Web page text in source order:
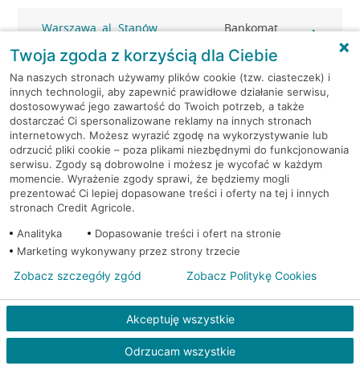
Warszawa, al. Stanów
Bankomat
Warszawa, Al.Stanów
Zjednoczonych 72/21
Bankomat (Planet
Cash)
Warszawa, al. Wilanowska
361
Bankomat
(Euronet)
Warszawa, Ananasowa
31/U12
Bankomat (Planet
Warszawa, Anny German
Bankomat (Planet
Cash)
Warszawa, Baletowa 2 Bankomat (Planet Cash)
Warszawa, Bartycka 183 Bankomat (Planet Cash)
Twoja zgoda z korzyścią dla Ciebie
Na naszych stronach używamy plików cookie (tzw. ciasteczek) i
innych technologii, aby zapewnić prawidłowe działanie serwisu,
dostosowywać jego zawartość do Twoich potrzeb, a także
dostarczać Ci spersonalizowane reklamy na innych stronach
internetowych. Możesz wyrazić zgodę na wykorzystywanie lub
odrzucić pliki cookie – poza plikami niezbędnymi do funkcjonowania
serwisu. Zgody są dobrowolne i możesz je wycofać w każdym
momencie. Wyrażenie zgody sprawi, że będziemy mogli
prezentować Ci lepiej dopasowane treści i oferty na tej i innych
stronach Credit Agricole.
Analityka
Dopasowanie treści i ofert na stronie
Marketing wykonywany przez strony trzecie
Akceptuję wszystkie
Odrzucam wszystkie
Zobacz szczegóły zgód Zobacz Politykę Cookies